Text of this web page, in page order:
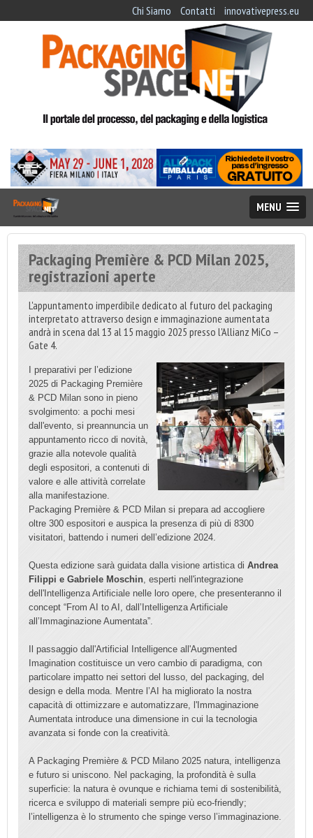
Chi Siamo Contatti innovativepress.eu
MENU
Packaging Première & PCD Milan 2025,
registrazioni aperte
L'appuntamento imperdibile dedicato al futuro del packaging
interpretato attraverso design e immaginazione aumentata
andrà in scena dal 13 al 15 maggio 2025 presso l'Allianz MiCo –
Gate 4.
I preparativi per l’edizione
2025 di Packaging Première
& PCD Milan sono in pieno
svolgimento: a pochi mesi
dall'evento, si preannuncia un
appuntamento ricco di novità,
grazie alla notevole qualità
degli espositori, a contenuti di
valore e alle attività correlate
alla manifestazione.
Packaging Première & PCD Milan si prepara ad accogliere
oltre 300 espositori e auspica la presenza di più di 8300
visitatori, battendo i numeri dell’edizione 2024.
Questa edizione sarà guidata dalla visione artistica di Andrea
Filippi e Gabriele Moschin , esperti nell'integrazione
dell'Intelligenza Artificiale nelle loro opere, che presenteranno il
concept “From AI to AI, dall’Intelligenza Artificiale
all’Immaginazione Aumentata”.
Il passaggio dall'Artificial Intelligence all'Augmented
Imagination costituisce un vero cambio di paradigma, con
particolare impatto nei settori del lusso, del packaging, del
design e della moda. Mentre l’AI ha migliorato la nostra
capacità di ottimizzare e automatizzare, l'Immaginazione
Aumentata introduce una dimensione in cui la tecnologia
avanzata si fonde con la creatività.
A Packaging Première & PCD Milano 2025 natura, intelligenza
e futuro si uniscono. Nel packaging, la profondità è sulla
superficie: la natura è ovunque e richiama temi di sostenibilità,
ricerca e sviluppo di materiali sempre più eco-friendly;
l’intelligenza è lo strumento che spinge verso l’immaginazione.